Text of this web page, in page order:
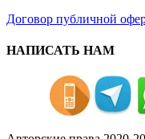
Договор публичной
НАПИСАТЬ НАМ